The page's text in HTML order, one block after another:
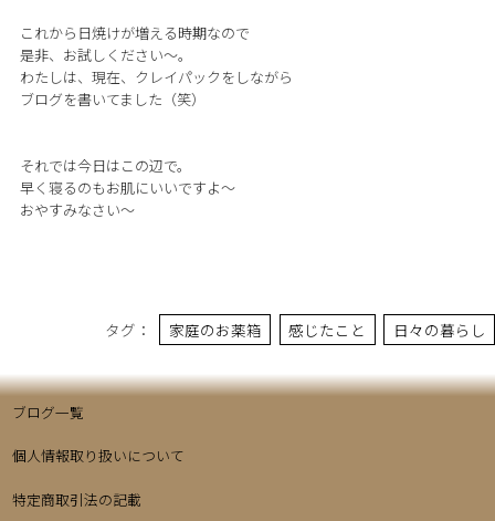
これから日焼けが増える時期なので
是非、お試しください〜。
わたしは、現在、クレイパックをしながら
ブログを書いてました（笑）
それでは今日はこの辺で。
早く寝るのもお肌にいいですよ〜
おやすみなさい〜
タグ： 家庭のお薬箱 感じたこと 日々の暮らし
ブログ一覧
個人情報取り扱いについて
特定商取引法の記載